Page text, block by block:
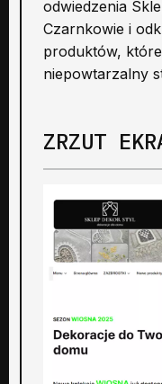
odwiedzenia
Czarnkowie i
produktów,
niepowtarzalny
ZRZUT